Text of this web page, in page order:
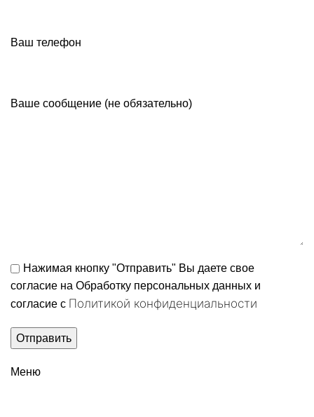
Ваш телефон
Ваше сообщение (не обязательно)
Нажимая кнопку "Отправить" Вы даете свое
согласие на Обработку персональных данных и
согласие c Политикой конфиденциальности
Меню